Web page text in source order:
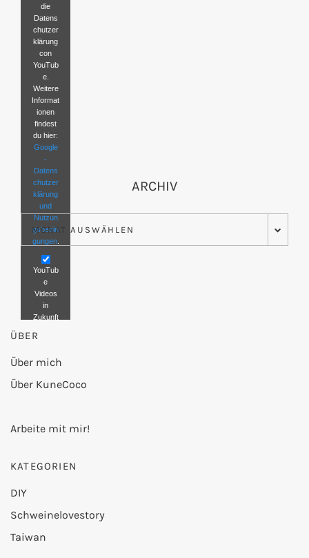
die
Datens
chutzer
klärung
con
YouTub
e.
Weitere
Informat
ionen
findest
du hier:
Google
-
Datens
chutzer
klärung
und
Nutzun
gsbedin
gungen.
YouTub
e
Videos
in
Zukunft
mehr
en.
Video
ARCHIV
Archiv
ÜBER
Über mich
Über KuneCoco
Arbeite mit mir!
KATEGORIEN
DIY
Schweinelovestory
Taiwan